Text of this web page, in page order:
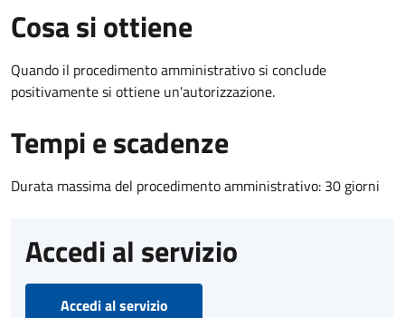
Cosa si ottiene
Quando il procedimento amministrativo si conclude
positivamente si ottiene un'autorizzazione.
Tempi e scadenze
Durata massima del procedimento amministrativo: 30 giorni
Accedi al servizio
Accedi al servizio